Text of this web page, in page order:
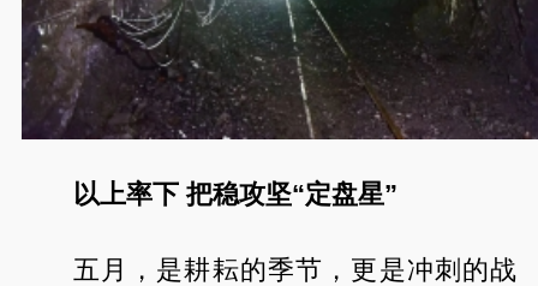
以上率下 把稳攻坚“定盘星”
五月，是耕耘的季节，更是冲刺的战